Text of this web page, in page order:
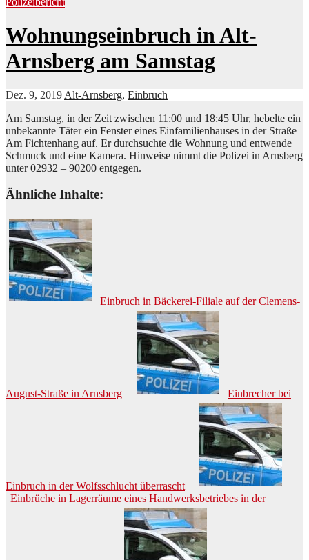
Wohnungseinbruch in Alt-
Arnsberg am Samstag
Dez. 9, 2019 Alt-Arnsberg, Einbruch
Am Samstag, in der Zeit zwischen 11:00 und 18:45 Uhr, hebelte ein
unbekannte Täter ein Fenster eines Einfamilienhauses in der Straße
Am Fichtenhang auf. Er durchsuchte die Wohnung und entwende
Schmuck und eine Kamera. Hinweise nimmt die Polizei in Arnsberg
unter 02932 – 90200 entgegen.
Ähnliche Inhalte:
Einbruch in Bäckerei-Filiale auf der Clemens-
August-Straße in Arnsberg Einbrecher bei
Einbruch in der Wolfsschlucht überrascht
Einbrüche in Lagerräume eines Handwerksbetriebes in der